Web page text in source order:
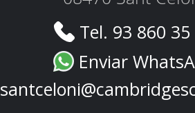
Tel. 93 860
Enviar